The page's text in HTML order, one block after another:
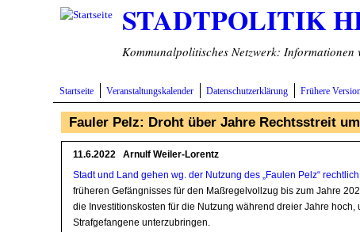
Direkt zum Inhalt STADTPOLITIK
Kommunalpolitisches Netzwerk:
Startseite Veranstaltungskalender Datenschutzerklärung Frühere
Fauler Pelz: Droht über Jahre Rechtsstreit
11.6.2022 Arnulf Weiler-Lorentz
Stadt und Land gehen wg. der Nutzung des „Faulen Pelz“
früheren Gefängnisses für den Maßregelvollzug bis zum Jahre
die Investitionskosten für die Nutzung während dreier Jahre
Strafgefangene unterzubringen.